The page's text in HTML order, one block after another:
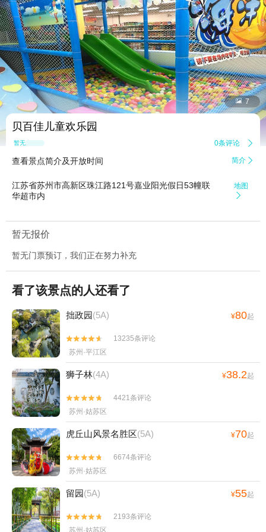
 7
贝百佳儿童欢乐园
暂无点评 0条评论 
查看景点简介及开放时间 简介 
江苏省苏州市高新区珠江路121号嘉业阳光假日53幢联
华超市内
地图

暂无报价
暂无门票预订，我们正在努力补充
看了该景点的人还看了
拙政园(5A) ¥80起


13235条评论
苏州·平江区
狮子林(4A) ¥38.2起


4421条评论
苏州·姑苏区
虎丘山风景名胜区(5A) ¥70起


6674条评论
苏州·姑苏区
留园(5A) ¥55起


2193条评论
